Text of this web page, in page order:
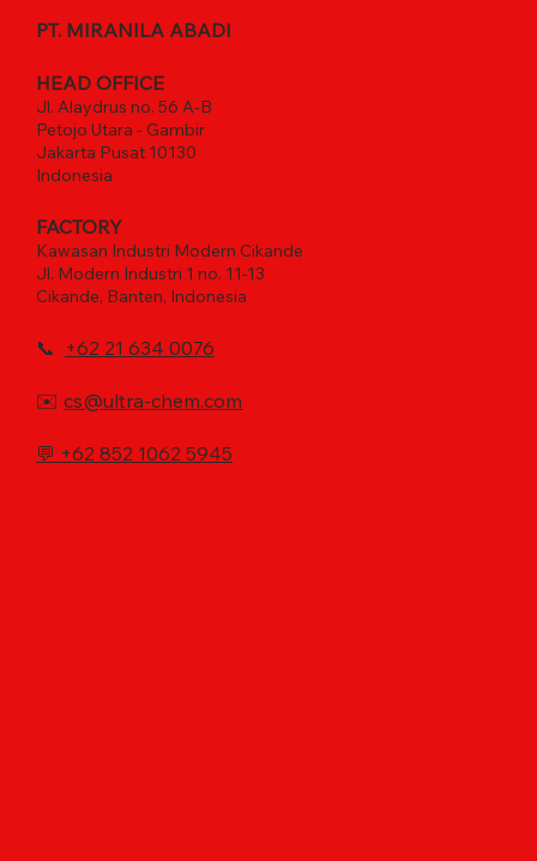
PT. MIRANILA ABADI
HEAD OFFICE
Jl. Alaydrus no. 56 A-B
Petojo Utara - Gambir
Jakarta Pusat 10130
Indonesia
FACTORY
Kawasan Industri Modern Cikande
Jl. Modern Industri 1 no. 11-13
Cikande, Banten, Indonesia
📞 +62 21 634 0076
✉️ cs@ultra-chem.com
💬 +62 852 1062 5945